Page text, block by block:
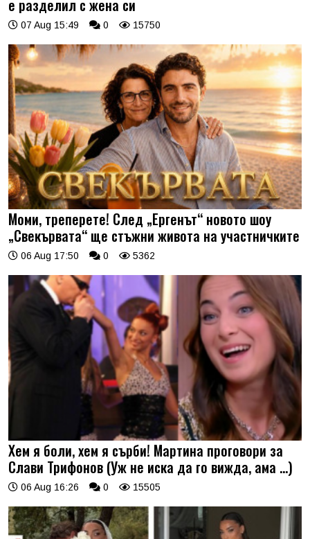
е разделил с жена си
07 Aug 15:49 0 15750
Моми, треперете! След „Ергенът“ новото шоу
„Свекървата“ ще стъжни живота на участничките
06 Aug 17:50 0 5362
Хем я боли, хем я сърби! Мартина проговори за
Слави Трифонов (Уж не иска да го вижда, ама …)
06 Aug 16:26 0 15505